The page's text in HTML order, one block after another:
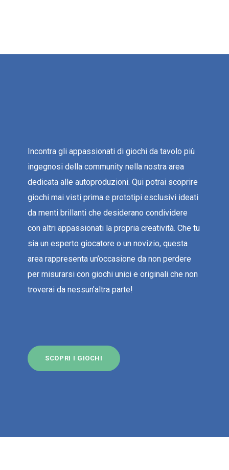
Incontra gli appassionati di giochi da tavolo più
ingegnosi della community nella nostra area
dedicata alle autoproduzioni. Qui potrai scoprire
giochi mai visti prima e prototipi esclusivi ideati
da menti brillanti che desiderano condividere
con altri appassionati la propria creatività. Che tu
sia un esperto giocatore o un novizio, questa
area rappresenta un’occasione da non perdere
per misurarsi con giochi unici e originali che non
troverai da nessun’altra parte!
SCOPRI I GIOCHI